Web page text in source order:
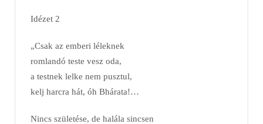
Idézet 2
„Csak az emberi léleknek
romlandó teste vesz oda,
a testnek lelke nem pusztul,
kelj harcra hát, óh Bhárata!…
Nincs születése, de halála sincsen